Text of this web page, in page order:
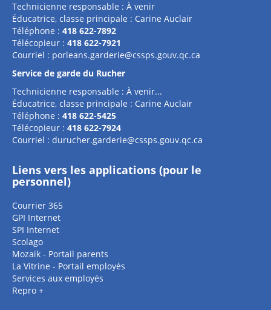
Technicienne responsable : À venir
Éducatrice, classe principale : Carine Auclair
Téléphone : 418 622-7892
Télécopieur : 418 622-7921
Courriel : porleans.garderie@cssps.gouv.qc.ca
Service de garde du Rucher
Technicienne responsable : À venir...
Éducatrice, classe principale : Carine Auclair
Téléphone : 418 622-5425
Télécopieur : 418 622-7924
Courriel : durucher.garderie@cssps.gouv.qc.ca
Liens vers les applications (pour le
personnel)
Courrier 365
GPI Internet
SPI Internet
Scolago
Mozaik - Portail parents
La Vitrine - Portail employés
Services aux employés
Repro +